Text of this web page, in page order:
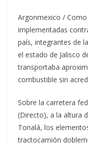
Argonmexico /
implementadas
país, integrantes de
el estado de Jalisco
transportaba
combustible sin
Sobre la carretera
(Directo), a la altura
Tonalá, los
tractocamión